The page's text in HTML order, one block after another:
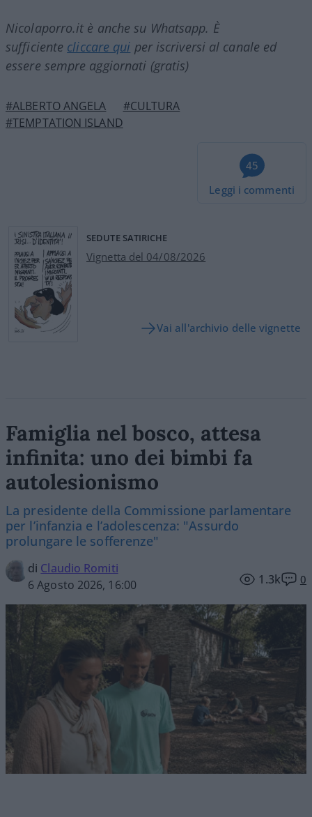
Nicolaporro.it è anche su Whatsapp. È
sufficiente cliccare qui per iscriversi al canale ed
essere sempre aggiornati (gratis)
#ALBERTO ANGELA
#CULTURA
#TEMPTATION ISLAND
45
Leggi i commenti
SEDUTE SATIRICHE
Vignetta del 04/08/2026
Vai all'archivio delle vignette
Famiglia nel bosco, attesa
infinita: uno dei bimbi fa
autolesionismo
La presidente della Commissione parlamentare
per l’infanzia e l’adolescenza: "Assurdo
prolungare le sofferenze"
di Claudio Romiti
6 Agosto 2026, 16:00
1.3k 0